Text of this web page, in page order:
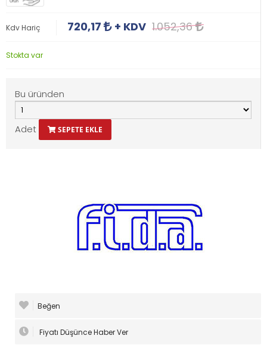
Ürün
Kdv Hariç 720,17 + KDV 1.052,36
Stokta var
Bu üründen
Adet SEPETE EKLE
Beğen
Fiyatı Düşünce Haber Ver